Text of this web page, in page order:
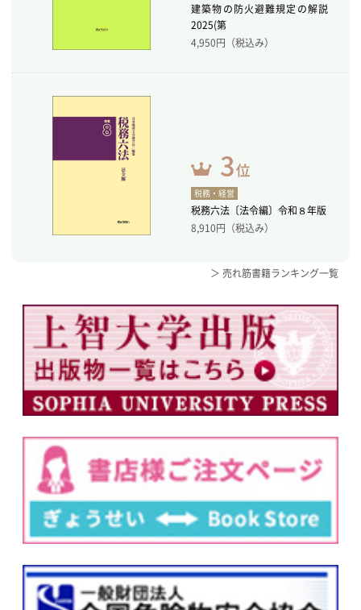
建築物の防火避難規定の解説
2025(第
4,950円（税込み）
税務・経営
税務六法〔法令編〕令和８年版
8,910円（税込み）
＞ 売れ筋書籍ランキング一覧